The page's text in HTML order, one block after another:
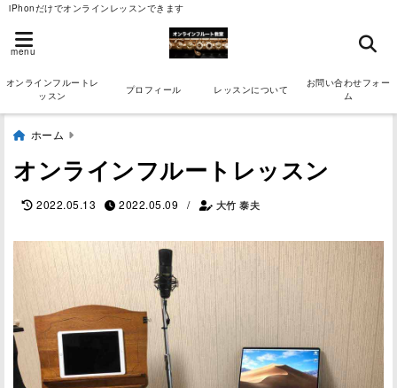
iPhonだけでオンラインレッスンできます
menu
オンラインフルートレ
ッスン
プロフィール レッスンについて
お問い合わせフォー
ム
ホーム
オンラインフルートレッスン
2022.05.13 2022.05.09 / 大竹 泰夫